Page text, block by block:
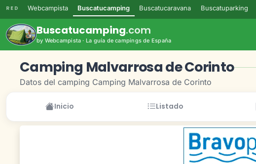
RED Webcampista Buscatucamping Buscatucaravana Buscatuparking
Buscatucamping.com
by Webcampista · La guía de campings de España
Camping Malvarrosa de Corinto
Datos del camping Camping Malvarrosa de Corinto
Inicio Listado